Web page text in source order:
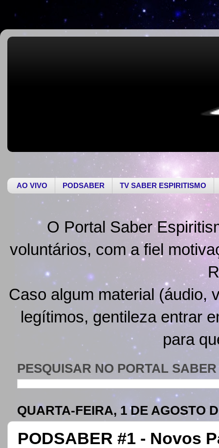
AO VIVO PODSABER TV SABER ESPIRITISMO
O Portal Saber
voluntários, com a fiel
Caso algum material (áudio,
legítimos, gentileza entrar
para
PESQUISAR NO PORTAL
QUARTA-FEIRA, 1 DE AGOSTO
PODSABER #1 - Novos